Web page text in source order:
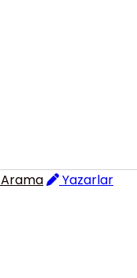
Arama
Yazarlar